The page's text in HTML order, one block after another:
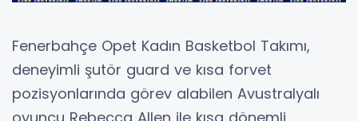
Fenerbahçe Opet Kadın Basketbol Takımı,
deneyimli şutör guard ve kısa forvet
pozisyonlarında görev alabilen Avustralyalı